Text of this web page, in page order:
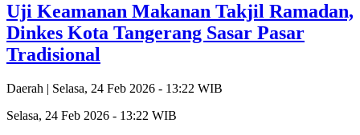
Uji Keamanan Makanan Takjil Ramadan,
Dinkes Kota Tangerang Sasar Pasar
Tradisional
Daerah | Selasa, 24 Feb 2026 - 13:22 WIB
Selasa, 24 Feb 2026 - 13:22 WIB